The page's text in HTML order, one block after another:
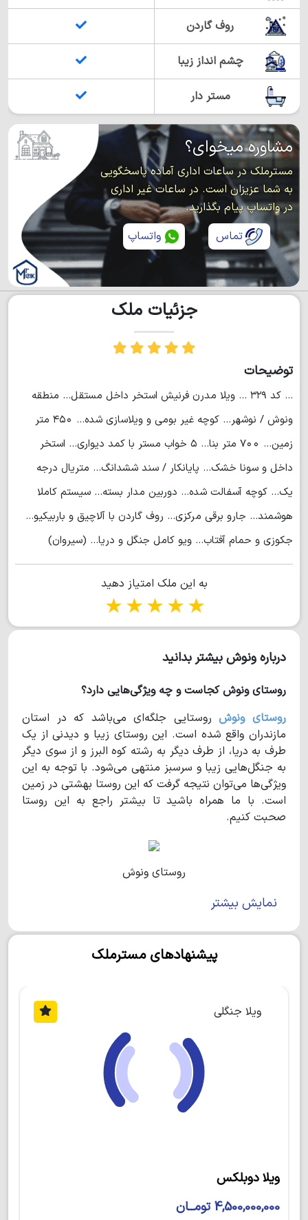
روف گاردن
چشم انداز زیبا
مستر دار
مشاوره میخوای؟
مسترملک در ساعات اداری آماده پاسخگویی
به شما عزیزان است. در ساعات غیر اداری
در واتساپ پیام بگذارید.
تماس
واتساپ
جزئیات ملک
توضیحات
... كد ٣٢٩ ... ويلا مدرن فرنيش استخر داخل مستقل... منطقه
ونوش / نوشهر... كوچه غير بومى و ويلاسازى شده... ٤٥٠ متر
زمين... ٧٠٠ متر بنا... ٥ خواب مستر با كمد ديوارى... استخر
داخل و سونا خشك... پايانكار / سند ششدانگ... متريال درجه
يك... كوچه آسفالت شده... دوربين مدار بسته... سيستم كاملا
هوشمند... جارو برقى مركزى... روف گاردن با آلاچيق و باربيكيو...
جكوزى و حمام آفتاب... ويو كامل جنگل و دريا... (سیروان)
به این ملک امتیاز دهید
5 stars
4 stars
3 stars
2 stars
درباره ونوش بیشتر بدانید
روستای ونوش کجاست و چه ویژگی‌هایی دارد؟
روستای ونوشروستایی جلگه‌ای می‌باشد که در استان
مازندران واقع شده است. این روستای زیبا و دیدنی از یک
طرف به دریا، از طرف دیگر به رشته‌ کوه البرز و از سوی دیگر
به جنگل‌هایی زیبا و سرسبز منتهی می‌شود. با توجه به این
ویژگی‌ها می‌توان نتیجه گرفت که این روستا بهشتی در زمین
است. با ما همراه باشید تا بیشتر راجع به این روستا
صحبت کنیم.
روستای ونوش
روستای ونوشچه ویژگی‌هایی دارد؟
روستایی توریستی در مازندران است که
آباد و رویان در همسایگی این روستا واقع شده‌اند.روستای
ونوشاز آن دسته روستاهایی است که از لحاظ دسترسی
بسیار آسان می‌باشد. این روستای زیبا و پرطرفدار به رویان
و نوشهر بسیار نزدیک است و مسافران این شهرها حتما
گذرشان به این روستای سرسبز خواهد خورد.
اگر سری به این روستای خارق‌العاده بزنید، طبیعت بکر و
دیدنی آن شما را حیرت زده می‌کند. از جاذبه‌های طبیعی
این روستا می‌توان به آبشار ونوش در جنوب روستا اشاره
نمایش بیشتر
پیشنهادهای مسترملک
ویلا دوبلکس نمامدرن
5,800,000,000 تومــان